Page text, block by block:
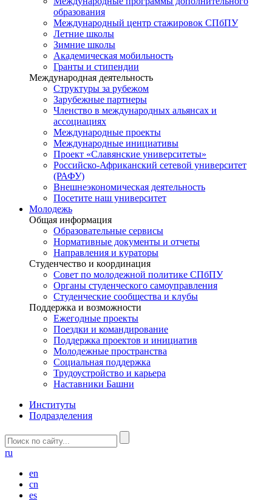
образования
Международный центр стажировок СПбПУ
Летние школы
Зимние школы
Академическая мобильность
Гранты и стипендии
Международная деятельность
Структуры за рубежом
Зарубежные партнеры
Членство в международных альянсах и
ассоциациях
Международные проекты
Международные инициативы
Проект «Славянские университеты»
Российско-Африканский сетевой университет
(РАФУ)
Внешнеэкономическая деятельность
Посетите наш университет
Молодежь
Общая информация
Образовательные сервисы
Нормативные документы и отчеты
Направления и кураторы
Студенчество и координация
Совет по молодежной политике СПбПУ
Органы студенческого самоуправления
Студенческие сообщества и клубы
Поддержка и возможности
Ежегодные проекты
Поездки и командирование
Поддержка проектов и инициатив
Молодежные пространства
Социальная поддержка
Трудоустройство и карьера
Наставники Башни
Институты
Подразделения
ru
en
cn
es